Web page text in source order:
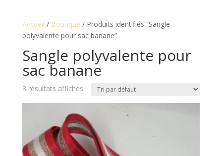
Accueil / Boutique / Produits identifiés “Sangle
polyvalente pour sac banane”
Sangle polyvalente pour
sac banane
3 résultats affichés